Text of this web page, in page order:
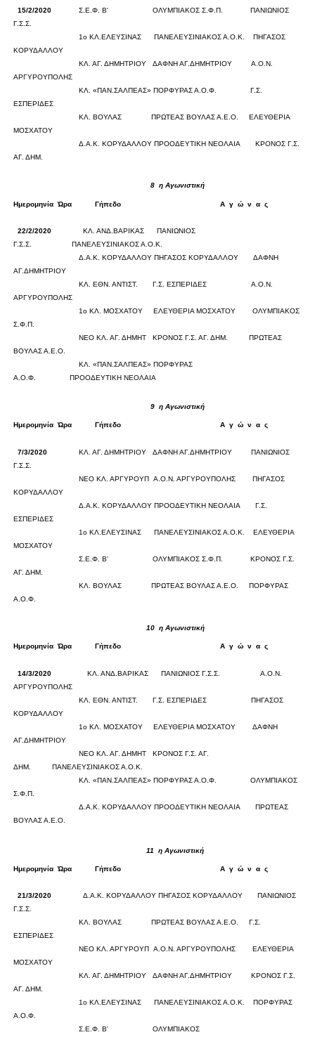
15/2/2020
Σ.Ε.Φ. Β' ΟΛΥΜΠΙΑΚΟΣ Σ.Φ.Π.
ΠΑΝΙΩΝΙΟΣ
Γ.Σ.Σ.
1ο ΚΛ.ΕΛΕΥΣΙΝΑΣ
ΠΑΝΕΛΕΥΣΙΝΙΑΚΟΣ Α.Ο.Κ.
ΠΗΓΑΣΟΣ
ΚΟΡΥΔΑΛΛΟΥ
ΚΛ. ΑΓ. ΔΗΜΗΤΡΙΟΥ
ΔΑΦΝΗ ΑΓ.ΔΗΜΗΤΡΙΟΥ
Α.Ο.Ν.
ΑΡΓΥΡΟΥΠΟΛΗΣ
ΚΛ. «ΠΑΝ.ΣΑΛΠΕΑΣ» ΠΟΡΦΥΡΑΣ Α.Ο.Φ.
Γ.Σ.
ΕΣΠΕΡΙΔΕΣ
ΚΛ. ΒΟΥΛΑΣ
ΠΡΩΤΕΑΣ ΒΟΥΛΑΣ Α.Ε.Ο.
ΕΛΕΥΘΕΡΙΑ
ΜΟΣΧΑΤΟΥ
Δ.Α.Κ. ΚΟΡΥΔΑΛΛΟΥ ΠΡΟΟΔΕΥΤΙΚΗ ΝΕΟΛΑΙΑ
ΚΡΟΝΟΣ Γ.Σ.
ΑΓ. ΔΗΜ.
8 η Αγωνιστική
Ημερομηνία Ώρα Γήπεδο Α γ ώ ν α ς
22/2/2020
ΚΛ. ΑΝΔ.ΒΑΡΙΚΑΣ
ΠΑΝΙΩΝΙΟΣ
Γ.Σ.Σ.
ΠΑΝΕΛΕΥΣΙΝΙΑΚΟΣ Α.Ο.Κ.
Δ.Α.Κ. ΚΟΡΥΔΑΛΛΟΥ ΠΗΓΑΣΟΣ ΚΟΡΥΔΑΛΛΟΥ
ΔΑΦΝΗ
ΑΓ.ΔΗΜΗΤΡΙΟΥ
ΚΛ. ΕΘΝ. ΑΝΤΙΣΤ.
Γ.Σ. ΕΣΠΕΡΙΔΕΣ
Α.Ο.Ν.
ΑΡΓΥΡΟΥΠΟΛΗΣ
1ο ΚΛ. ΜΟΣΧΑΤΟΥ
ΕΛΕΥΘΕΡΙΑ ΜΟΣΧΑΤΟΥ
ΟΛΥΜΠΙΑΚΟΣ
Σ.Φ.Π.
ΝΕΟ ΚΛ. ΑΓ. ΔΗΜΗΤ
ΚΡΟΝΟΣ Γ.Σ. ΑΓ. ΔΗΜ.
ΠΡΩΤΕΑΣ
ΒΟΥΛΑΣ Α.Ε.Ο.
ΚΛ. «ΠΑΝ.ΣΑΛΠΕΑΣ» ΠΟΡΦΥΡΑΣ
Α.Ο.Φ.
ΠΡΟΟΔΕΥΤΙΚΗ ΝΕΟΛΑΙΑ
9 η Αγωνιστική
Ημερομηνία Ώρα Γήπεδο Α γ ώ ν α ς
7/3/2020
ΚΛ. ΑΓ. ΔΗΜΗΤΡΙΟΥ ΔΑΦΝΗ ΑΓ.ΔΗΜΗΤΡΙΟΥ
ΠΑΝΙΩΝΙΟΣ
Γ.Σ.Σ.
ΝΕΟ ΚΛ. ΑΡΓΥΡΟΥΠ Α.Ο.Ν. ΑΡΓΥΡΟΥΠΟΛΗΣ
ΠΗΓΑΣΟΣ
ΚΟΡΥΔΑΛΛΟΥ
Δ.Α.Κ. ΚΟΡΥΔΑΛΛΟΥ ΠΡΟΟΔΕΥΤΙΚΗ ΝΕΟΛΑΙΑ
Γ.Σ.
ΕΣΠΕΡΙΔΕΣ
1ο ΚΛ.ΕΛΕΥΣΙΝΑΣ
ΠΑΝΕΛΕΥΣΙΝΙΑΚΟΣ Α.Ο.Κ.
ΕΛΕΥΘΕΡΙΑ
ΜΟΣΧΑΤΟΥ
Σ.Ε.Φ. Β'
ΟΛΥΜΠΙΑΚΟΣ Σ.Φ.Π.
ΚΡΟΝΟΣ Γ.Σ.
ΑΓ. ΔΗΜ.
ΚΛ. ΒΟΥΛΑΣ
ΠΡΩΤΕΑΣ ΒΟΥΛΑΣ Α.Ε.Ο.
ΠΟΡΦΥΡΑΣ
Α.Ο.Φ.
10 η Αγωνιστική
Ημερομηνία Ώρα Γήπεδο Α γ ώ ν α ς
14/3/2020
ΚΛ. ΑΝΔ.ΒΑΡΙΚΑΣ ΠΑΝΙΩΝΙΟΣ Γ.Σ.Σ.
Α.Ο.Ν.
ΑΡΓΥΡΟΥΠΟΛΗΣ
ΚΛ. ΕΘΝ. ΑΝΤΙΣΤ.
Γ.Σ. ΕΣΠΕΡΙΔΕΣ
ΠΗΓΑΣΟΣ
ΚΟΡΥΔΑΛΛΟΥ
1ο ΚΛ. ΜΟΣΧΑΤΟΥ
ΕΛΕΥΘΕΡΙΑ ΜΟΣΧΑΤΟΥ
ΔΑΦΝΗ
ΑΓ.ΔΗΜΗΤΡΙΟΥ
ΝΕΟ ΚΛ. ΑΓ. ΔΗΜΗΤ
ΚΡΟΝΟΣ Γ.Σ. ΑΓ.
ΔΗΜ.
ΠΑΝΕΛΕΥΣΙΝΙΑΚΟΣ Α.Ο.Κ.
ΚΛ. «ΠΑΝ.ΣΑΛΠΕΑΣ» ΠΟΡΦΥΡΑΣ Α.Ο.Φ.
ΟΛΥΜΠΙΑΚΟΣ
Σ.Φ.Π.
Δ.Α.Κ. ΚΟΡΥΔΑΛΛΟΥ ΠΡΟΟΔΕΥΤΙΚΗ ΝΕΟΛΑΙΑ
ΠΡΩΤΕΑΣ
ΒΟΥΛΑΣ Α.Ε.Ο.
11 η Αγωνιστική
Ημερομηνία Ώρα Γήπεδο Α γ ώ ν α ς
21/3/2020
Δ.Α.Κ. ΚΟΡΥΔΑΛΛΟΥ ΠΗΓΑΣΟΣ ΚΟΡΥΔΑΛΛΟΥ
ΠΑΝΙΩΝΙΟΣ
Γ.Σ.Σ.
ΚΛ. ΒΟΥΛΑΣ
ΠΡΩΤΕΑΣ ΒΟΥΛΑΣ Α.Ε.Ο.
Γ.Σ.
ΕΣΠΕΡΙΔΕΣ
ΝΕΟ ΚΛ. ΑΡΓΥΡΟΥΠ
Α.Ο.Ν. ΑΡΓΥΡΟΥΠΟΛΗΣ
ΕΛΕΥΘΕΡΙΑ
ΜΟΣΧΑΤΟΥ
ΚΛ. ΑΓ. ΔΗΜΗΤΡΙΟΥ
ΔΑΦΝΗ ΑΓ.ΔΗΜΗΤΡΙΟΥ
ΚΡΟΝΟΣ Γ.Σ.
ΑΓ. ΔΗΜ.
1ο ΚΛ.ΕΛΕΥΣΙΝΑΣ
ΠΑΝΕΛΕΥΣΙΝΙΑΚΟΣ Α.Ο.Κ.
ΠΟΡΦΥΡΑΣ
Α.Ο.Φ.
Σ.Ε.Φ. Β'
ΟΛΥΜΠΙΑΚΟΣ